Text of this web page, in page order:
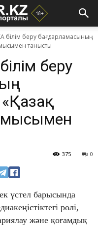
білім беру бағдарламасының
танысты
беру
0
375
үстел барысында
рөлі,
және қоғамдық